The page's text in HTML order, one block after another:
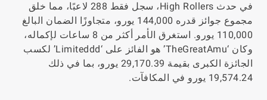
في حدث High Rollers، سجل فقط 288 لاعبًا، مما خلق
مجموع جوائز قدره 144,000 يورو، متجاوزًا الضمان البالغ
110,000 يورو. استغرق الأمر أكثر من 8 ساعات لإكماله،
وكان ‘TheGreatAmu’ هو الفائز على ‘Limiteddd’ لكسب
الجائزة الكبرى بقيمة 29,170.39 يورو، بما في ذلك
19,574.24 يورو في المكافآت.